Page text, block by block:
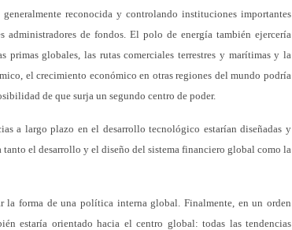
reconocida y controlando instituciones importantes
de fondos. El polo de energía también ejercería
globales, las rutas comerciales terrestres y marítimas y la
el crecimiento económico en otras regiones del mundo podría
de que surja un segundo centro de poder.
a largo plazo en el desarrollo tecnológico estarían diseñadas y
el desarrollo y el diseño del sistema financiero global como la
la forma de una política interna global. Finalmente, en un orden
estaría orientado hacia el centro global: todas las tendencias